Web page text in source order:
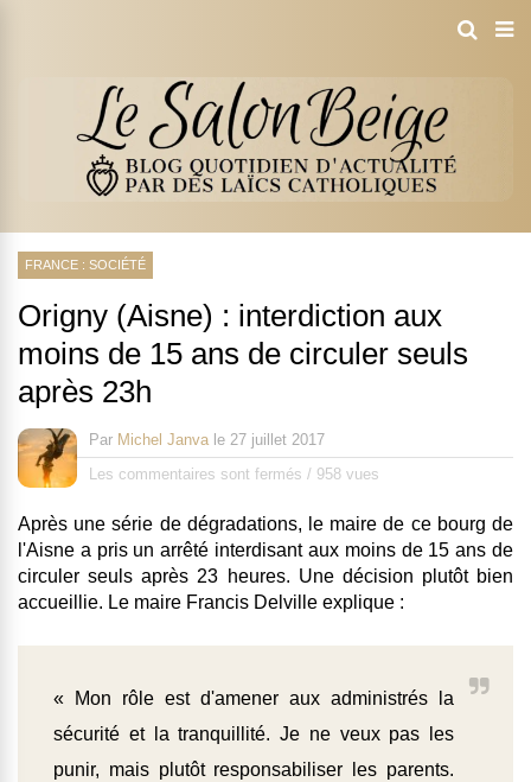
FRANCE : SOCIÉTÉ
Origny (Aisne) : interdiction aux
moins de 15 ans de circuler seuls
après 23h
Par Michel Janva le 27 juillet 2017
Les commentaires sont fermés / 958 vues
Après une série de dégradations, le maire de ce bourg de
l'Aisne a pris un arrêté interdisant aux moins de 15 ans de
circuler seuls après 23 heures. Une décision plutôt bien
accueillie. Le maire Francis Delville explique :
« Mon rôle est d'amener aux administrés la
sécurité et la tranquillité. Je ne veux pas les
punir, mais plutôt responsabiliser les parents.